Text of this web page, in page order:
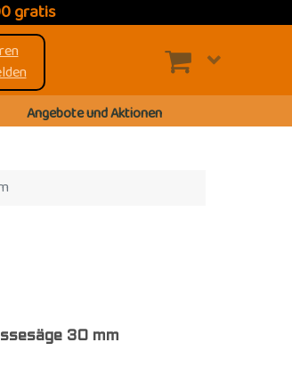
gratis
Angebote und Aktionen
30 mm